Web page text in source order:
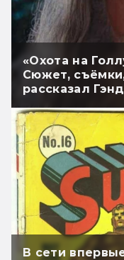
«Охота на
Сюжет,
рассказал
В сети